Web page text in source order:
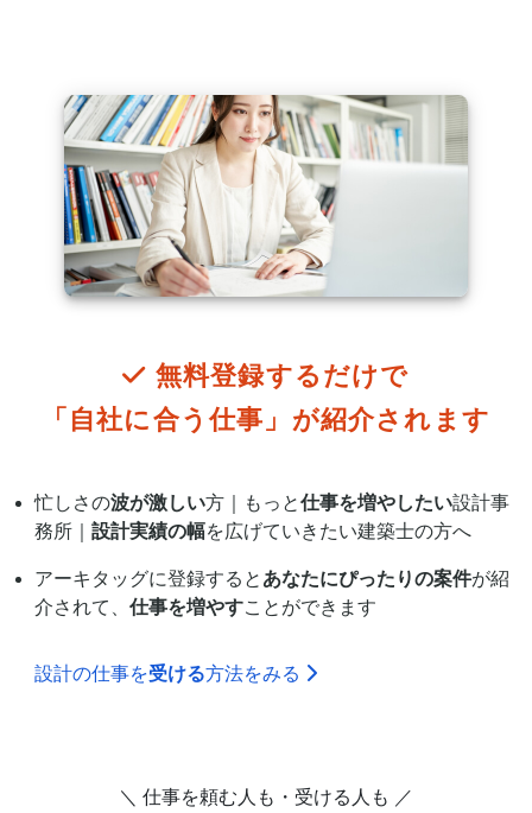
無料登録するだけで
「自社に合う仕事」が紹介されます
忙しさの波が激しい方｜もっと仕事を増やしたい設計事
務所｜ 設計実績の幅を広げていきたい建築士の方へ
アーキタッグに登録すると あなたにぴったりの案件が紹
介されて、 仕事を増やすことができます
設計の仕事を受ける方法をみる
＼ 仕事を頼む人も・受ける人も ／